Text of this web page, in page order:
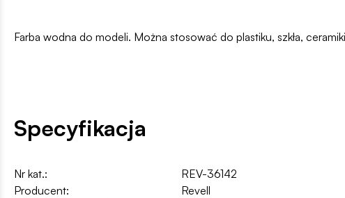
Farba wodna do modeli. Można stosować do plastiku, szkła,
Specyfikacja
Nr kat.:
REV-36142
Producent:
Revell